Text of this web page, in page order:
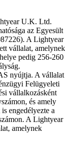
U.K. Ltd.
az Egyesült
A Lightyear
vállalat, amelynek
pedig 256-260
nyújtja. A vállalat
Felügyeleti
vállalkozásként
és amely
engedélyezte a
A Lightyear
amelynek